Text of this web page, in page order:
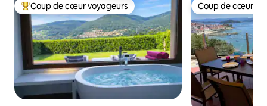
Coup de cœur voyageurs parmi les plus aimés
Coup de cœur voyageurs Coup de cœur
Coup de cœur